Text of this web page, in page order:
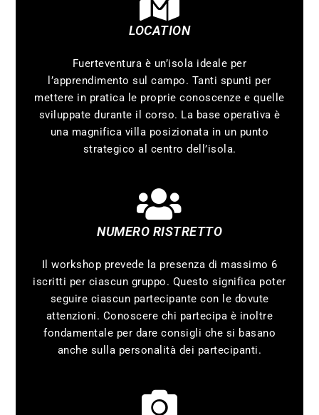
LOCATION
Fuerteventura è un’isola ideale per
l’apprendimento sul campo. Tanti spunti per
mettere in pratica le proprie conoscenze e quelle
sviluppate durante il corso. La base operativa è
una magnifica villa posizionata in un punto
strategico al centro dell’isola.
NUMERO RISTRETTO
Il workshop prevede la presenza di massimo 6
iscritti per ciascun gruppo. Questo significa poter
seguire ciascun partecipante con le dovute
attenzioni. Conoscere chi partecipa è inoltre
fondamentale per dare consigli che si basano
anche sulla personalità dei partecipanti.